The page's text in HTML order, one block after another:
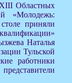
Областных
«Молодежь:
приняли
Наталья
Тульской
работники